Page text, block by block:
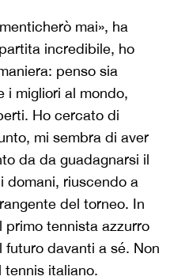
mai», ha
incredibile, ho
penso sia
i migliori al mondo,
Ho cercato di
mi sembra di aver
da da guadagnarsi il
domani, riuscendo a
del torneo. In
primo tennista azzurro
davanti a sé. Non
italiano.